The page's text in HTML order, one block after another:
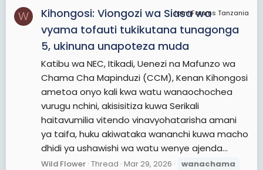
W JamiiForums Tanzania
Kihongosi: Viongozi wa Siasa wa
vyama tofauti tukikutana tunagonga
5, ukinuna unapoteza muda
Katibu wa NEC, Itikadi, Uenezi na Mafunzo wa
Chama Cha Mapinduzi (CCM), Kenan Kihongosi
ametoa onyo kali kwa watu wanaochochea
vurugu nchini, akisisitiza kuwa Serikali
haitavumilia vitendo vinavyohatarisha amani
ya taifa, huku akiwataka wananchi kuwa macho
dhidi ya ushawishi wa watu wenye ajenda...
Wild Flower Thread Mar 29, 2026
wanachama